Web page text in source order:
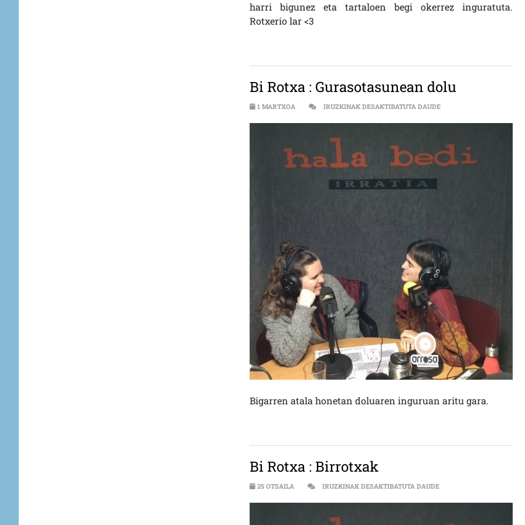
harri bigunez eta tartaloen begi okerrez inguratuta.
Rotxerio lar <3
Bi Rotxa : Gurasotasunean dolu
1 MARTXOA IRUZKINAK DESAKTIBATUTA DAUDEGURASOTASUNEAN
Bigarren atala honetan doluaren inguruan aritu gara.
Bi Rotxa : Birrotxak
25 OTSAILA IRUZKINAK DESAKTIBATUTA DAUDEBIRROTXAK SARRERAN